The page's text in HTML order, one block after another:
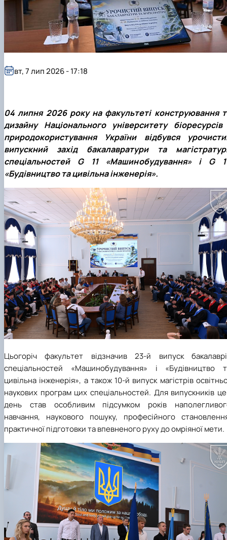
Рейтингові списки
04 липня 2026 року на факультеті конструювання
дизайну Національного університету біоресурсів
природокористування України відбувся
випускний захід бакалавратури та
спеціальностей G 11 «Машинобудування» і G
«Будівництво та цивільна інженерія».
Цьогоріч факультет відзначив 23-й випуск
спеціальностей «Машинобудування» і «Будівництво
цивільна інженерія», а також 10-й випуск магістрів
наукових програм цих спеціальностей. Для випускників
день став особливим підсумком років
навчання, наукового пошуку, професійного
практичної підготовки та впевненого руху до омріяної мети.
вт, 7 лип 2026 - 17:18